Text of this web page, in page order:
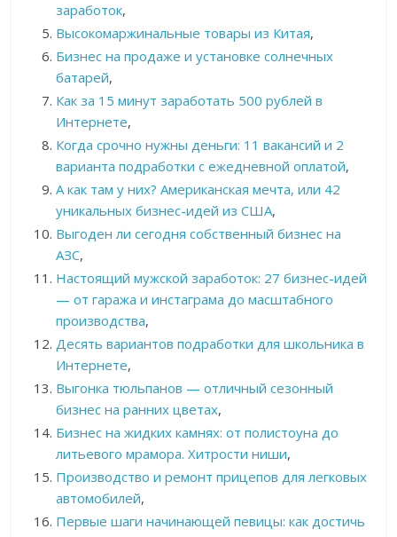
заработок,
Высокомаржинальные товары из Китая,
Бизнес на продаже и установке солнечных
батарей,
Как за 15 минут заработать 500 рублей в
Интернете,
Когда срочно нужны деньги: 11 вакансий и 2
варианта подработки с ежедневной оплатой,
А как там у них? Американская мечта, или 42
уникальных бизнес-идей из США,
Выгоден ли сегодня собственный бизнес на
АЗС,
Настоящий мужской заработок: 27 бизнес-идей
— от гаража и инстаграма до масштабного
производства,
Десять вариантов подработки для школьника в
Интернете,
Выгонка тюльпанов — отличный сезонный
бизнес на ранних цветах,
Бизнес на жидких камнях: от полистоуна до
литьевого мрамора. Хитрости ниши,
Производство и ремонт прицепов для легковых
автомобилей,
Первые шаги начинающей певицы: как достичь